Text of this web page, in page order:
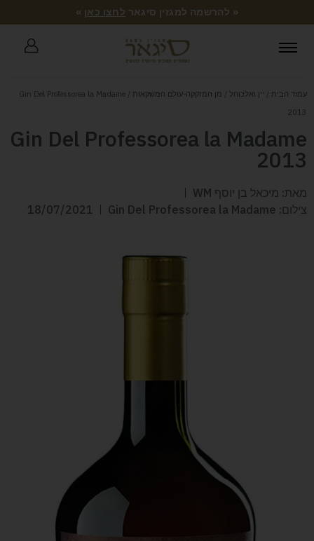
« להרשמה למגזין סיגאר לחצו כאן »
עמוד הבית / יין ואלכוהל / מן המזקקה-עולם המשקאות
/ Gin Del Professorea la Madame
2013
Gin Del Professorea la Madame
2013
מאת: מיכאל בן יוסף WM
צילום: Gin Del Professorea la Madame
18/07/2021